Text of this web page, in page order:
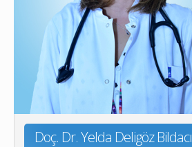
Doç. Dr. Yelda Deligöz Bildacı